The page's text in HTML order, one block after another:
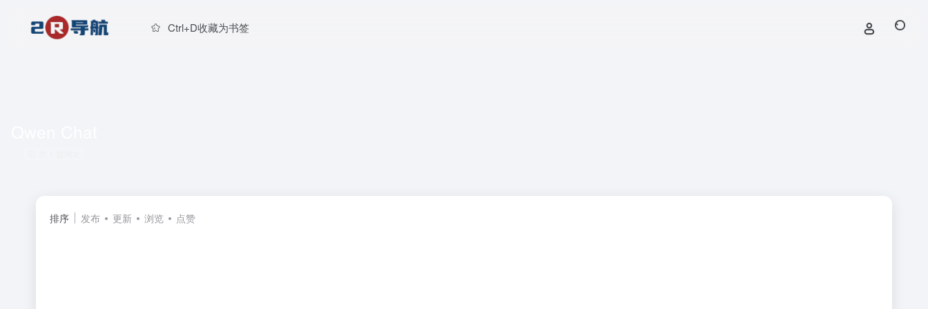
Ctrl+D收藏为书签
排序 发布 更新 浏览 点赞